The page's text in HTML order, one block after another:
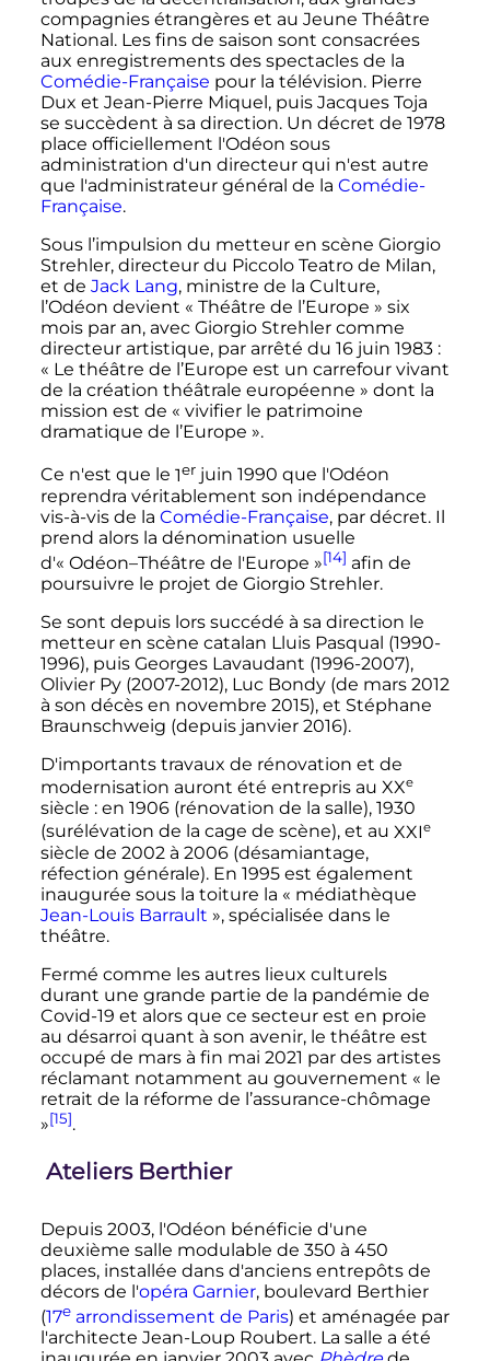
compagnies étrangères et au Jeune Théâtre
National. Les fins de saison sont consacrées
aux enregistrements des spectacles de la
Comédie-Française pour la télévision. Pierre
Dux et Jean-Pierre Miquel, puis Jacques Toja
se succèdent à sa direction. Un décret de 1978
place officiellement l'Odéon sous
administration d'un directeur qui n'est autre
que l'administrateur général de la Comédie-
Française.
Sous l’impulsion du metteur en scène Giorgio
Strehler, directeur du Piccolo Teatro de Milan,
et de Jack Lang, ministre de la Culture,
l’Odéon devient « Théâtre de l’Europe » six
mois par an, avec Giorgio Strehler comme
directeur artistique, par arrêté du 16 juin 1983 :
« Le théâtre de l’Europe est un carrefour vivant
de la création théâtrale européenne » dont la
mission est de « vivifier le patrimoine
dramatique de l’Europe ».
Ce n'est que le 1erjuin 1990 que l'Odéon
reprendra véritablement son indépendance
vis-à-vis de la Comédie-Française, par décret. Il
prend alors la dénomination usuelle
d'« Odéon–Théâtre de l'Europe »[14] afin de
poursuivre le projet de Giorgio Strehler.
Se sont depuis lors succédé à sa direction le
metteur en scène catalan Lluis Pasqual (1990-
1996), puis Georges Lavaudant (1996-2007),
Olivier Py (2007-2012), Luc Bondy (de mars 2012
à son décès en novembre 2015), et Stéphane
Braunschweig (depuis janvier 2016).
D'importants travaux de rénovation et de
modernisation auront été entrepris au XXe
siècle : en 1906 (rénovation de la salle), 1930
(surélévation de la cage de scène), et au XXIe
siècle de 2002 à 2006 (désamiantage,
réfection générale). En 1995 est également
inaugurée sous la toiture la « médiathèque
Jean-Louis Barrault », spécialisée dans le
théâtre.
Fermé comme les autres lieux culturels
durant une grande partie de la pandémie de
Covid-19 et alors que ce secteur est en proie
au désarroi quant à son avenir, le théâtre est
occupé de mars à fin mai 2021 par des artistes
réclamant notamment au gouvernement « le
retrait de la réforme de l’assurance-chômage
»[15].
Ateliers Berthier
Depuis 2003, l'Odéon bénéficie d'une
deuxième salle modulable de 350 à 450
places, installée dans d'anciens entrepôts de
décors de l'opéra Garnier, boulevard Berthier
(17earrondissement de Paris) et aménagée par
l'architecte Jean-Loup Roubert. La salle a été